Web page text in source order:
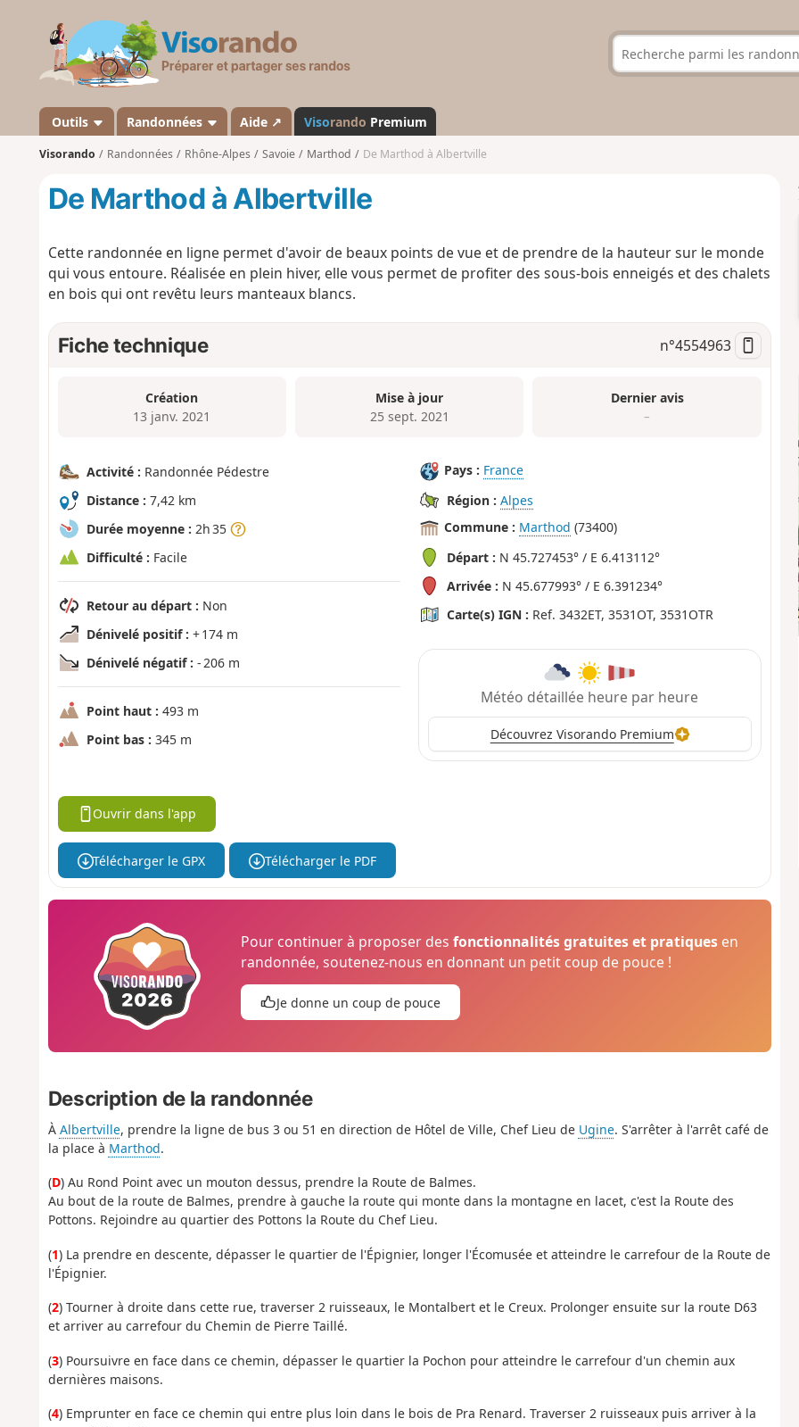
s
a
n
d
Outils Randonnées Aide ↗ Visorando Premium
Visorando Randonnées Rhône-Alpes Savoie Marthod De Marthod à Albertville
De Marthod à Albertville
Cette randonnée en ligne permet d'avoir de beaux points de vue et de prendre de la hauteur sur le monde
qui vous entoure. Réalisée en plein hiver, elle vous permet de profiter des sous-bois enneigés et des chalets
en bois qui ont revêtu leurs manteaux blancs.
Fiche technique n°4554963
Création
13 janv. 2021
Mise à jour
25 sept. 2021
Dernier avis
–
Activité : Randonnée Pédestre
Distance : 7,42 km
Durée moyenne : 2h 35
Difficulté : Facile
Retour au départ : Non
Dénivelé positif : + 174 m
Dénivelé négatif : - 206 m
Point haut : 493 m
Point bas : 345 m
Pays : France
Région : Alpes
Commune : Marthod (73400)
Départ : N 45.727453° / E 6.413112°
Arrivée : N 45.677993° / E 6.391234°
Carte(s) IGN : Ref. 3432ET, 3531OT, 3531OTR
Météo détaillée heure par heure
Découvrez Visorando Premium
Ouvrir dans l'app
Télécharger le GPX Télécharger le PDF
Pour continuer à proposer desfonctionnalités gratuites et pratiques en
randonnée, soutenez-nous en donnant un petit coup de pouce !
Je donne un coup de pouce
Description de la randonnée
À Albertville, prendre la ligne de bus 3 ou 51 en direction de Hôtel de Ville, Chef Lieu de Ugine. S'arrêter à l'arrêt café de
la place à Marthod.
(D) Au Rond Point avec un mouton dessus, prendre la Route de Balmes.
Au bout de la route de Balmes, prendre à gauche la route qui monte dans la montagne en lacet, c'est la Route des
Pottons. Rejoindre au quartier des Pottons la Route du Chef Lieu.
(1) La prendre en descente, dépasser le quartier de l'Épignier, longer l'Écomusée et atteindre le carrefour de la Route de
l'Épignier.
(2) Tourner à droite dans cette rue, traverser 2 ruisseaux, le Montalbert et le Creux. Prolonger ensuite sur la route D63
et arriver au carrefour du Chemin de Pierre Taillé.
(3) Poursuivre en face dans ce chemin, dépasser le quartier la Pochon pour atteindre le carrefour d'un chemin aux
dernières maisons.
(4) Emprunter en face ce chemin qui entre plus loin dans le bois de Pra Renard. Traverser 2 ruisseaux puis arriver à la